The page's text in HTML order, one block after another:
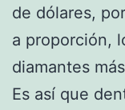
de dólares,
a proporción,
diamantes
Es así que